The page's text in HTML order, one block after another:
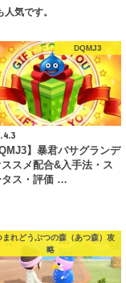
気です。
DQMJ3
】暴君バサグランデ
スメ配合&入手法・ス
タス・評価 …
まれどうぶつの森（あつ森）攻
略